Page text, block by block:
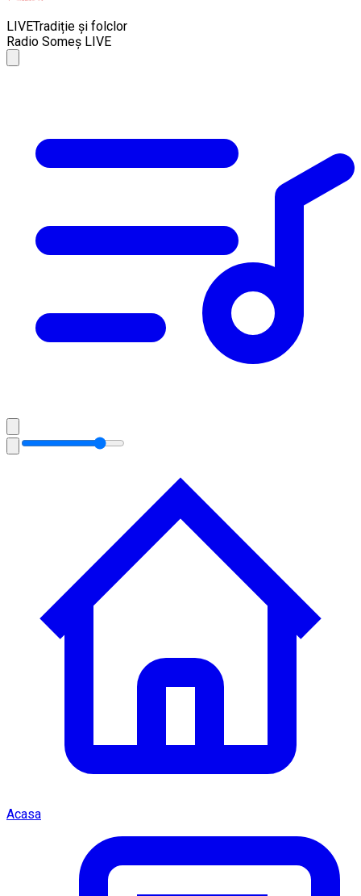
LIVETradiție și folclor
Radio Someș LIVE
Acasa